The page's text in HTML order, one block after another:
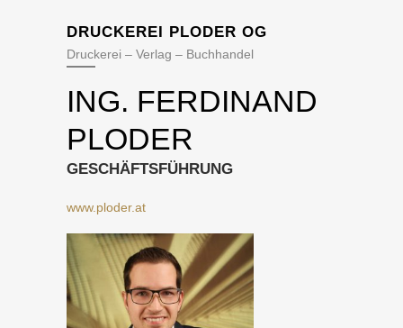
DRUCKEREI PLODER OG
Druckerei – Verlag – Buchhandel
ING. FERDINAND
PLODER
GESCHÄFTSFÜHRUNG
www.ploder.at